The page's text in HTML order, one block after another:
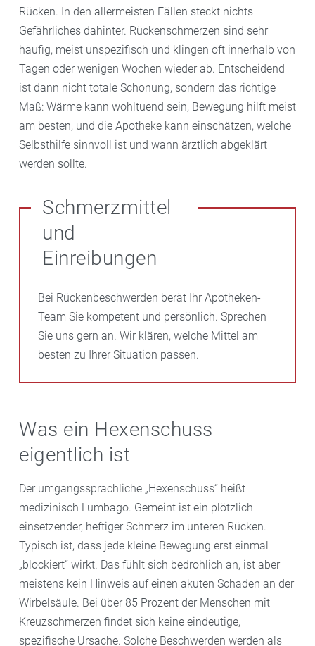
Rücken. In den allermeisten Fällen steckt nichts
Gefährliches dahinter. Rückenschmerzen sind sehr
häufig, meist unspezifisch und klingen oft innerhalb von
Tagen oder wenigen Wochen wieder ab. Entscheidend
ist dann nicht totale Schonung, sondern das richtige
Maß: Wärme kann wohltuend sein, Bewegung hilft meist
am besten, und die Apotheke kann einschätzen, welche
Selbsthilfe sinnvoll ist und wann ärztlich abgeklärt
werden sollte.
Schmerzmittel
und
Einreibungen
Bei Rückenbeschwerden berät Ihr Apotheken-
Team Sie kompetent und persönlich. Sprechen
Sie uns gern an. Wir klären, welche Mittel am
besten zu Ihrer Situation passen.
Was ein Hexenschuss
eigentlich ist
Der umgangssprachliche „Hexenschuss“ heißt
medizinisch Lumbago. Gemeint ist ein plötzlich
einsetzender, heftiger Schmerz im unteren Rücken.
Typisch ist, dass jede kleine Bewegung erst einmal
„blockiert“ wirkt. Das fühlt sich bedrohlich an, ist aber
meistens kein Hinweis auf einen akuten Schaden an der
Wirbelsäule. Bei über 85 Prozent der Menschen mit
Kreuzschmerzen findet sich keine eindeutige,
spezifische Ursache. Solche Beschwerden werden als